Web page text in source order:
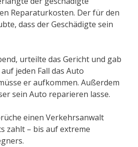
Reparaturkosten. Der für den
dass der Geschädigte sein
urteilte das Gericht und gab
jeden Fall das Auto
er aufkommen. Außerdem
sein Auto reparieren lasse.
einen Verkehrsanwalt
zahlt – bis auf extreme